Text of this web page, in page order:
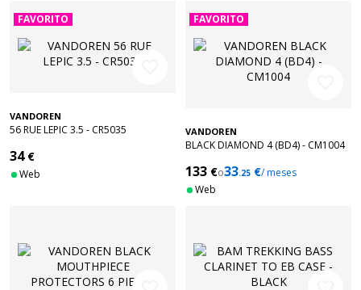
FAVORITO
VANDOREN
56 RUE LEPIC 3.5 - CR5035
34€
Web
FAVORITO
VANDOREN
BLACK DIAMOND 4 (BD4) - CM1004
133 €o33.25 €/ meses
Web